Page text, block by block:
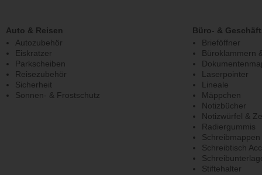
Auto & Reisen
Autozubehör
Eiskratzer
Parkscheiben
Reisezubehör
Sicherheit
Sonnen- & Frostschutz
Büro- &
Brieföffner
Büroklammern
Laserpointer
Lineale
Mäppchen
Notizbücher
Notizwürfel &
Radiergummis
Schreibmappen
Schreibtisch
Stiftehalter